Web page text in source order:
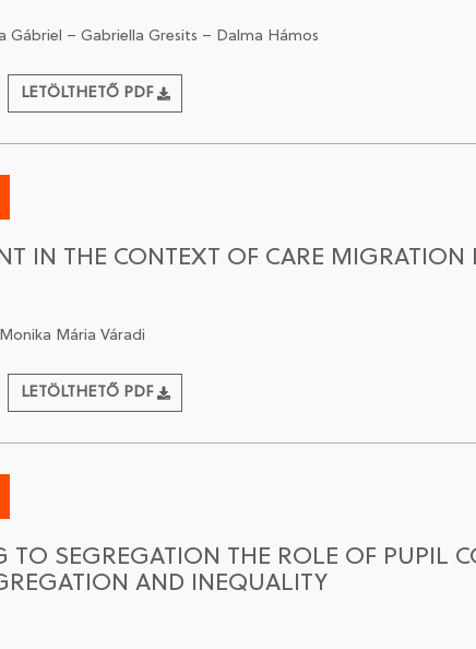
Gábriel – Gabriella Gresits – Dalma Hámos
LETÖLTHETŐ PDF
IN THE CONTEXT OF CARE
Mária Váradi
LETÖLTHETŐ PDF
TO SEGREGATION THE ROLE OF PUPIL
AND INEQUALITY